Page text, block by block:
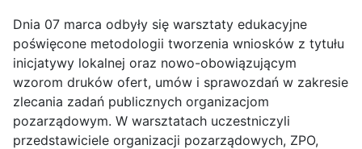
Dnia 07 marca odbyły się warsztaty edukacyjne
poświęcone metodologii tworzenia wniosków z tytułu
inicjatywy lokalnej oraz nowo-obowiązującym
wzorom druków ofert, umów i sprawozdań w zakresie
zlecania zadań publicznych organizacjom
pozarządowym. W warsztatach uczestniczyli
przedstawiciele organizacji pozarządowych, ZPO,